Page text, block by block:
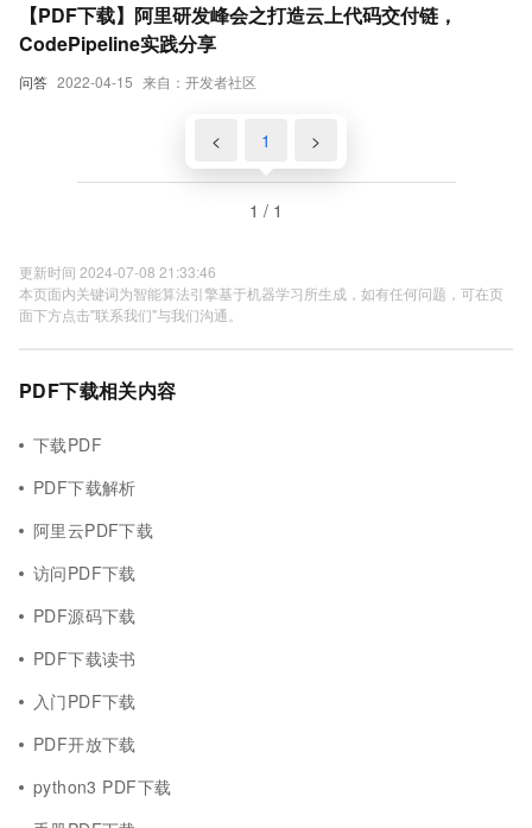
问答 2022-04-15 来自：开发者社区
【PDF下载】阿里研发峰会之打造云上代码交付链，
CodePipeline实践分享
< 1 >
1 / 1
更新时间 2024-07-08 21:33:46
本页面内关键词为智能算法引擎基于机器学习所生成，如有任何问题，可在页
面下方点击"联系我们"与我们沟通。
PDF下载相关内容
下载PDF
PDF下载解析
阿里云PDF下载
访问PDF下载
PDF源码下载
PDF下载读书
入门PDF下载
PDF开放下载
python3 PDF下载